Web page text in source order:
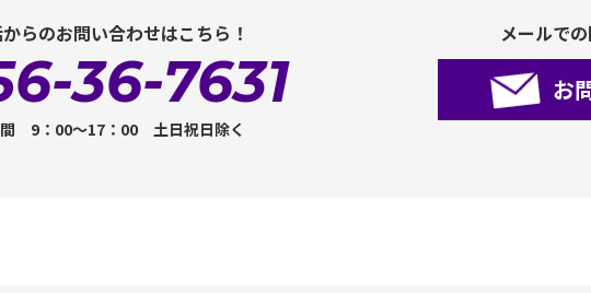
らのお問い合わせはこちら！
36-7631
9：00～17：00 土日祝日除く
メールで
お